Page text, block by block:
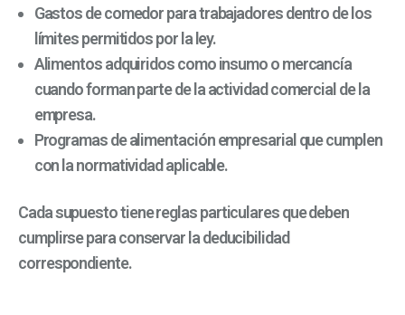
Gastos de comedor para trabajadores dentro de los
límites permitidos por la ley.
Alimentos adquiridos como insumo o mercancía
cuando forman parte de la actividad comercial de la
empresa.
Programas de alimentación empresarial que cumplen
con la normatividad aplicable.
Cada supuesto tiene reglas particulares que deben
cumplirse para conservar la deducibilidad
correspondiente.